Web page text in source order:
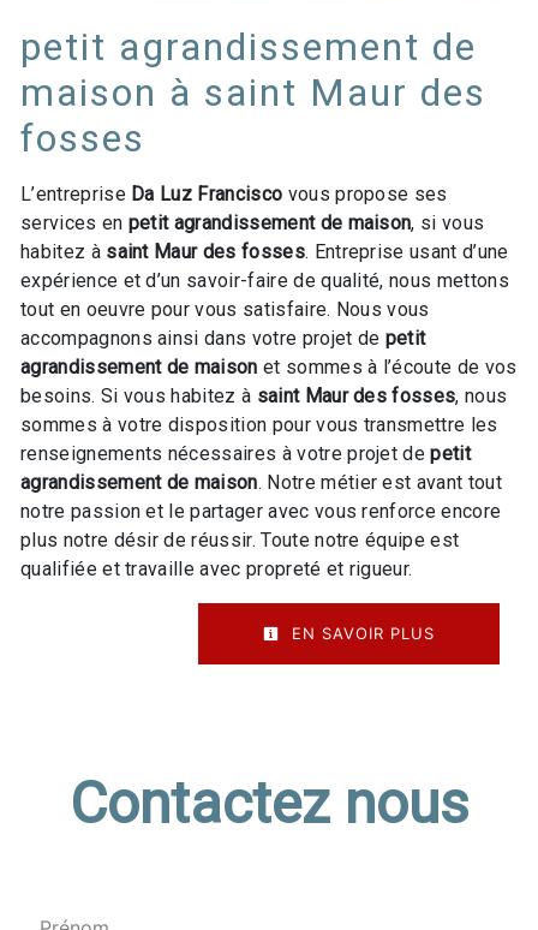
petit agrandissement de
maison à saint Maur des
fosses
L’entreprise Da Luz Francisco vous propose ses
services en petit agrandissement de maison, si vous
habitez à saint Maur des fosses. Entreprise usant d’une
expérience et d’un savoir-faire de qualité, nous mettons
tout en oeuvre pour vous satisfaire. Nous vous
accompagnons ainsi dans votre projet de petit
agrandissement de maison et sommes à l’écoute de vos
besoins. Si vous habitez à saint Maur des fosses, nous
sommes à votre disposition pour vous transmettre les
renseignements nécessaires à votre projet depetit
agrandissement de maison. Notre métier est avant tout
notre passion et le partager avec vous renforce encore
plus notre désir de réussir. Toute notre équipe est
qualifiée et travaille avec propreté et rigueur.
EN SAVOIR PLUS
Contactez nous